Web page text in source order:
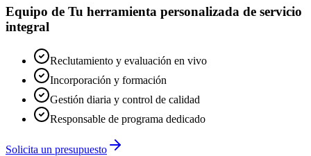
Equipo de Tu herramienta personalizada de servicio
integral
Reclutamiento y evaluación en vivo
Incorporación y formación
Gestión diaria y control de calidad
Responsable de programa dedicado
Solicita un presupuesto